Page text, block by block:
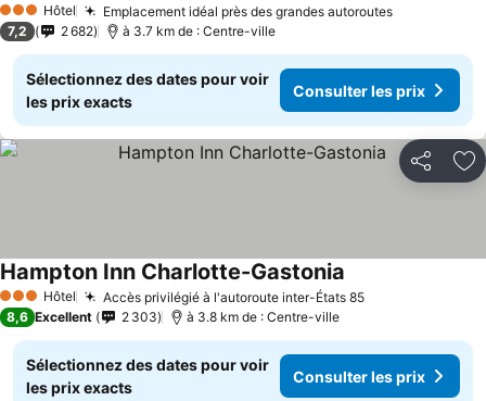
3 ÉtoilesHôtel Emplacement idéal près des grandes autoroutes
7,2 2 682 à 3.7 km de : Centre-ville
Sélectionnez des dates pour voir
les prix exacts
Consulter les prix
Partager
3 ÉtoilesHôtel Accès privilégié à l'autoroute inter-États 85
Hampton Inn Charlotte-Gastonia
8,6 Excellent 2 303 à 3.8 km de : Centre-ville
Sélectionnez des dates pour voir
les prix exacts
Consulter les prix